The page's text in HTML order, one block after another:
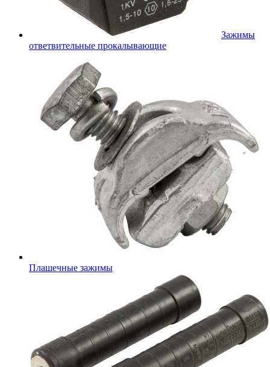
Зажимы
ответвительные прокалывающие
Плашечные зажимы